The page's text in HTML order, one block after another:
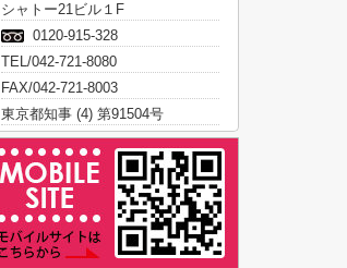
シャトー21ビル１F
0120-915-328
TEL/042-721-8080
FAX/042-721-8003
東京都知事 (4) 第91504号